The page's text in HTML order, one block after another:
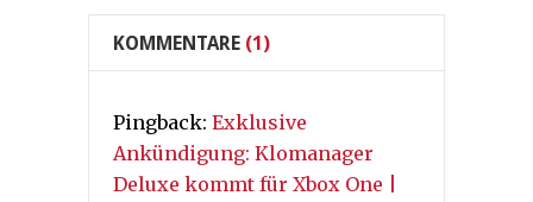
KOMMENTARE (1)
Pingback: Exklusive
Ankündigung: Klomanager
Deluxe kommt für Xbox One |